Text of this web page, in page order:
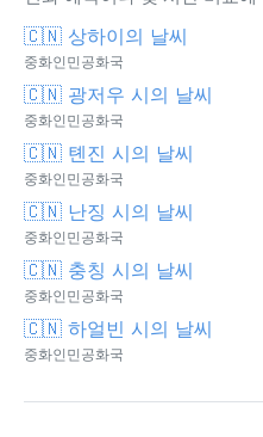
🇨🇳 상하이의 날씨
중화인민공화국
🇨🇳 광저우 시의 날씨
중화인민공화국
🇨🇳 톈진 시의 날씨
중화인민공화국
🇨🇳 난징 시의 날씨
중화인민공화국
🇨🇳 충칭 시의 날씨
중화인민공화국
🇨🇳 하얼빈 시의 날씨
중화인민공화국